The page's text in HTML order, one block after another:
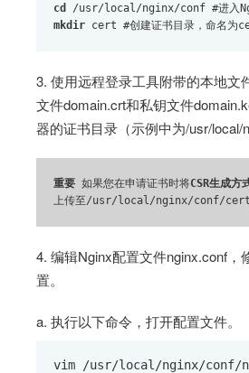
cd
/usr/local/nginx/conf #进入
mkdir cert #创建证书目录，命名为
3. 使用远程登录工具附带的本地文
文件domain.crt和私钥文件
器的证书目录（示例中为/usr/local/
重要 如果您在申请证书时将CSR生成方
上传至/usr/local/nginx/conf/cert
4. 编辑Nginx配置文件nginx.conf，
置。
a. 执行以下命令，打开配置文件。
vim /usr/local/nginx/conf/